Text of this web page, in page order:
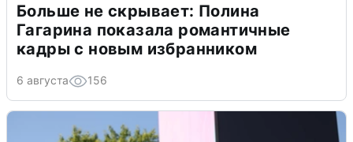
Больше не скрывает: Полина
Гагарина показала романтичные
кадры с новым избранником
6 августа 156